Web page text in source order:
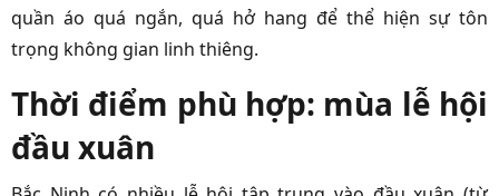
quần áo quá ngắn, quá hở hang để thể hiện sự tôn
trọng không gian linh thiêng.
Thời điểm phù hợp: mùa lễ hội
đầu xuân